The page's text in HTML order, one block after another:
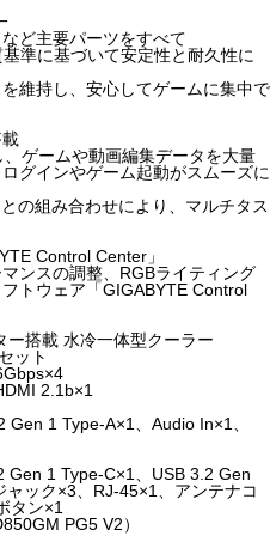
ど主要パーツをすべて
準に基づいて安定性と耐久性に
維持し、安心してゲームに集中で
ゲームや動画編集データを大量
グインやゲーム起動がスムーズに
の組み合わせにより、マルチタス
Control Center」
ンスの調整、RGBライティング
トウェア「GIGABYTE Control
搭載 水冷一体型クーラー
ット
2.1b×1
1 Type-A×1、Audio In×1、
Gen 1 Type-C×1、USB 3.2 Gen
ック×3、RJ-45×1、アンテナコ
タン×1
PG5 V2）